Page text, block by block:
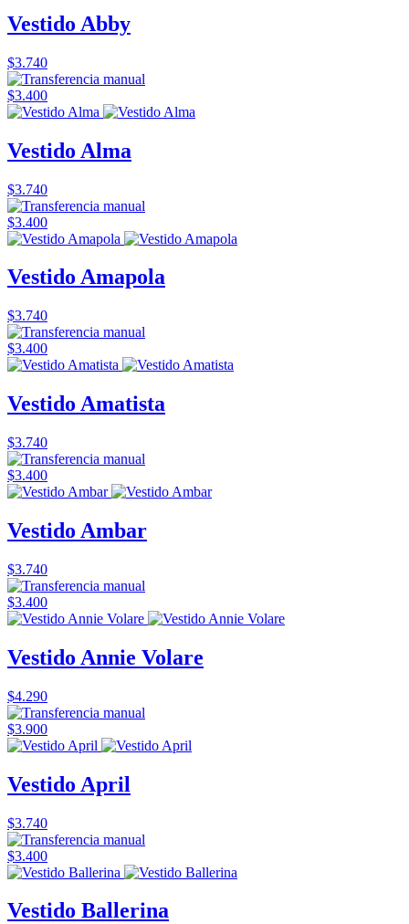
Vestido Abby
$3.740
$3.400
Vestido Alma
$3.740
$3.400
Vestido Amapola
$3.740
$3.400
Vestido Amatista
$3.740
$3.400
Vestido Ambar
$3.740
$3.400
Vestido Annie Volare
$4.290
$3.900
Vestido April
$3.740
$3.400
Vestido Ballerina